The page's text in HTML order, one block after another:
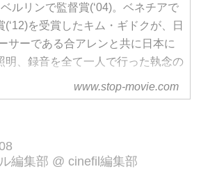
ルリンで監督賞(‘04)。ベネチアで
(‘12)を受賞したキム・ギドクが、日
サーである合アレンと共に日本に
明、録音を全て一人で行った執念の
www.stop-movie.com
編集部 @ cinefil編集部